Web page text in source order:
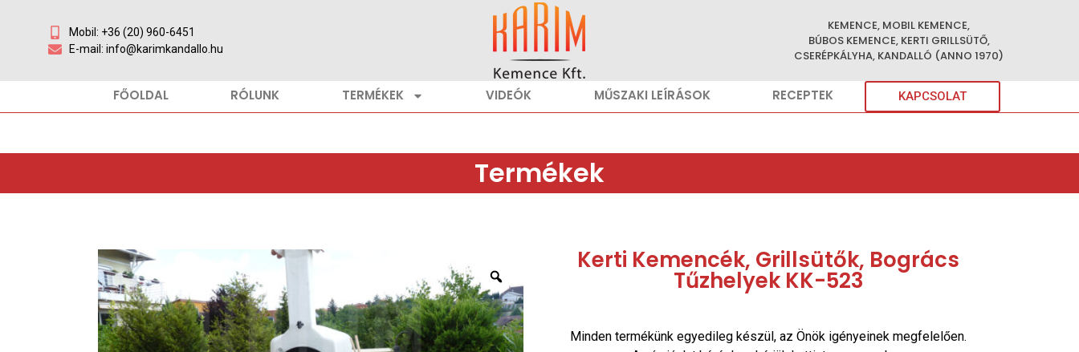
Mobil: +36 (20) 960-6451
E-mail: info@karimkandallo.hu
KEMENCE, MOBIL KEMENCE,
BÚBOS KEMENCE, KERTI GRILLSÜTŐ,
CSERÉPKÁLYHA, KANDALLÓ (ANNO 1970)
FŐOLDAL RÓLUNK TERMÉKEK VIDEÓK MŰSZAKI LEÍRÁSOK RECEPTEK KAPCSOLAT
Termékek
Kerti Kemencék, Grillsütők, Bogrács
Tűzhelyek KK-523
Minden termékünk egyedileg készül, az Önök igényeinek megfelelően.